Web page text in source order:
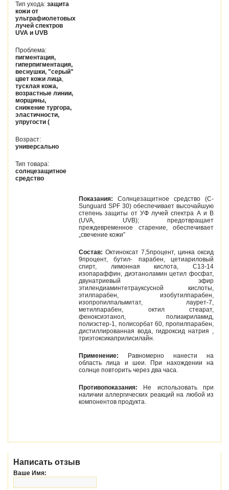
Тип ухода: защита
кожи от
ультрафиолетовых
лучей спектров
UVA и UVB
Проблема:
пигментация,
гиперпигментация,
веснушки, "серый"
цвет кожи лица,
тусклая кожа,
возрастные линии,
морщины,
снижение тургора,
эластичности,
упругости (
Возраст:
универсально
Тип товара:
солнцезащитное
средство
Показания: Солнцезащитное средство (C-
Sunguard SPF 30) обеспечивает высочайшую
степень защиты от УФ лучей спектра А и В
(UVA, UVB); предотвращает
преждевременное старение, обеспечивает
„свечение кожи”
Состав: Октиноксат 7,5процент, цинка оксид
9процент, бутил- парабен, цетиариловый
спирт, лимонная кислота, С13-14
изопараффин, диэтаноламин цетил фосфат,
двунатриевый эфир
этилендиаминтетрауксусной кислоты,
этилпарабен, изобутилпарабен,
изопропилпальмитат, лаурет-7,
метилпарабен, октил стеарат,
феноксиэтанол, полиакриламид,
полиэстер-1, полисорбат 60, пропилпарабен,
дистиллированная вода, гидроксид натрия ,
триэтоксикаприлисилайн.
Применение: Равномерно нанести на
область лица и шеи. При нахождении на
солнце повторить через два часа.
Противопоказания: Не использовать при
наличии аллергических реакций на любой из
компонентов продукта.
Написать отзыв
Ваше Имя: